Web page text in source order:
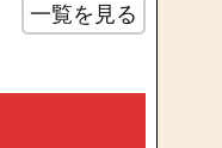
一覧を見る